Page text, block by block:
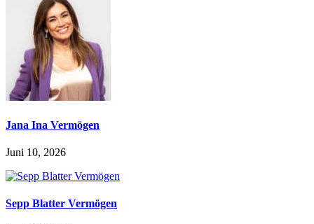
Jana Ina Vermögen
Juni 10, 2026
Sepp Blatter Vermögen